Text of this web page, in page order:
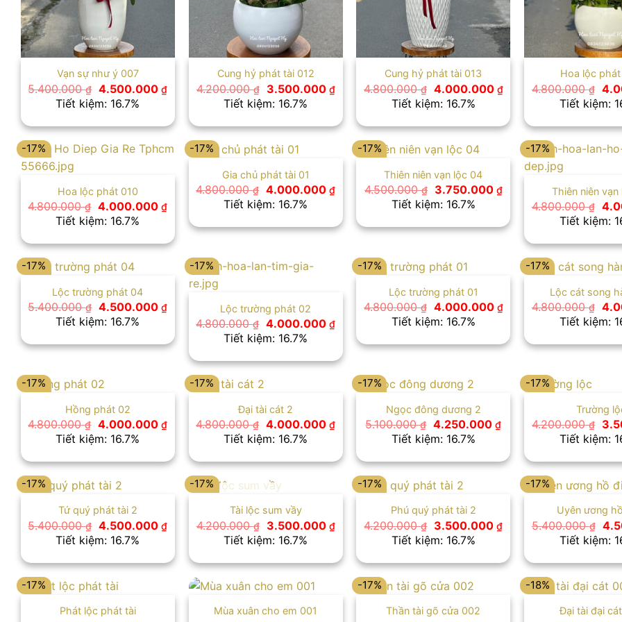
Vạn sự như ý 007
5.400.000₫ Giá
gốc
là:
4.500.000₫Giá
là:
4.500.000 ₫.
Tiết kiệm: 16.7%
Cung hỷ phát tài 012
4.200.000₫
Giá
gốc
là:
3.500.000 ₫Giá
hiện
là:
3.500.000 ₫.
Tiết kiệm: 16.7%
Cung hỷ phát tài 013
4.800.000₫ Giá
gốc
là:
4.000.000 ₫Giá
hiện
là:
4.000.000 ₫.
Tiết kiệm: 16.7%
Hoa lộc
4.800.000₫
Giá
gốc
là:
Tiết kiệm:
-17%
Hoa lộc phát 010
4.800.000₫ Giá
gốc
là:
4.000.000₫Giá
là:
4.000.000 ₫.
Tiết kiệm: 16.7%
-17%
Gia chủ phát tài 01
4.800.000₫ Giá
gốc
là:
4.000.000₫Giá
là:
4.000.000 ₫.
Tiết kiệm: 16.7%
-17%
Thiên niên vạn lộc 04
4.500.000₫
Giá
gốc
là:
3.750.000 ₫Giá
hiện
là:
3.750.000 ₫.
Tiết kiệm: 16.7%
-17%
Thiên niên vạn
4.800.000₫
Giá
gốc
là:
Tiết kiệm:
-17%
Lộc trường phát 04
5.400.000₫ Giá
gốc
là:
4.500.000₫Giá
là:
4.500.000 ₫.
Tiết kiệm: 16.7%
-17%
Lộc trường phát 02
4.800.000₫ Giá
gốc
là:
4.000.000₫Giá
hiện
là:
4.000.000 ₫.
Tiết kiệm: 16.7%
-17%
Lộc trường phát 01
4.800.000₫ Giá
gốc
là:
4.000.000 ₫Giá
hiện
là:
4.000.000 ₫.
Tiết kiệm: 16.7%
-17%
Lộc cát song
4.800.000₫
Giá
gốc
là:
Tiết kiệm:
-17%
Hồng phát 02
4.800.000₫ Giá
gốc
là:
4.000.000₫Giá
là:
4.000.000 ₫.
Tiết kiệm: 16.7%
-17%
Đại tài cát 2
4.800.000₫ Giá
gốc
là:
4.000.000₫Giá
là:
4.000.000 ₫.
Tiết kiệm: 16.7%
-17%
Ngọc đông dương 2
5.100.000₫ Giá
gốc
là:
4.250.000₫Giá
là:
4.250.000 ₫.
Tiết kiệm: 16.7%
-17%
Trường
4.200.000₫
Giá
gốc
là:
Tiết kiệm:
-17%
Tứ quý phát tài 2
5.400.000₫ Giá
gốc
là:
4.500.000₫Giá
là:
4.500.000 ₫.
Tiết kiệm: 16.7%
-17%
HẾT HÀNG
Tài lộc sum vầy
4.200.000₫
Giá
gốc
là:
3.500.000 ₫Giá
hiện
là:
3.500.000 ₫.
Tiết kiệm: 16.7%
-17%
Phú quý phát tài 2
4.200.000₫
Giá
gốc
là:
3.500.000₫Giá
là:
3.500.000 ₫.
Tiết kiệm: 16.7%
-17%
Uyên ương
5.400.000₫
Giá
gốc
là:
Tiết kiệm:
-17%
Phát lộc phát tài Mùa xuân cho em 001
-17%
Thần tài gõ cửa 002
-18%
Đại tài đại